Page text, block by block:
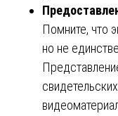
Помните, что
но не